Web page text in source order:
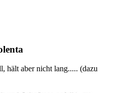
hält aber nicht lang..... (dazu